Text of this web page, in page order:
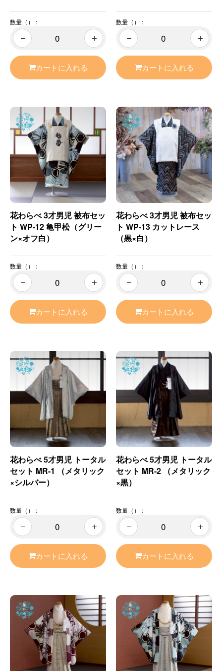
数量（）：
カートに入れる
数量（）：
カートに入れる
花わらべ 3才男児 被布セッ
ト WP-12 亀甲松（グリー
ン×オフ白）
数量（）：
カートに入れる
花わらべ 3才男児 被布セッ
ト WP-13 カットレース
（黒×白）
数量（）：
カートに入れる
花わらべ 5才男児 トータル
セット MR-1 （メタリック
×シルバー）
数量（）：
カートに入れる
花わらべ 5才男児 トータル
セット MR-2 （メタリック
×黒）
数量（）：
カートに入れる